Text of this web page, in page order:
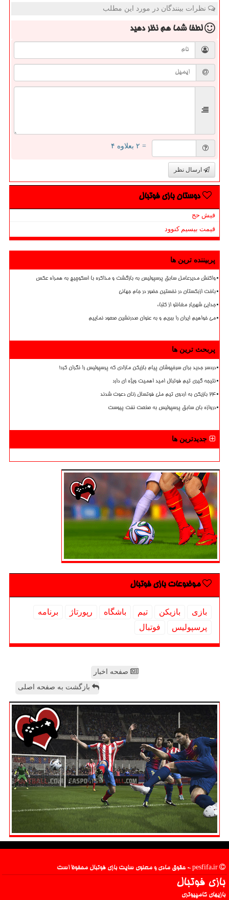
نظرات بینندگان در مورد این مطلب
لطفا شما همنظر دهید
= ۲ بعلاوه ۴
ارسال نظر
دوستان بازی فوتبال
فیش حج
قیمت بیسیم کنوود
پربیننده ترین ها
واکنش مدیرعامل سابق پرسپولیس به بازگشت و مذاکره با اسکوچیچ به همراه عکس
باخت ازبکستان در نخستین حضور در جام جهانی
جدایی شهریار مغانلو از کلباء
می خواهیم ایران را ببریم و به عنوان صدرنشین صعود نماییم
پربحث ترین ها
دردسر جدید برای سرخپوشان پیام بازیکن مازادی که پرسپولیس را نگران کرد!
نتیجه گیری تیم فوتبال امید اهمیت ویژه ای دارد
۲۴ بازیکن به اردوی تیم ملی فوتسال زنان دعوت شدند
دروازه بان سابق پرسپولیس به صنعت نفت پیوست
جدیدترین ها
موضوعات بازی فوتبال
بازی بازیكن تیم باشگاه رپورتاژ
برنامه
پرسپولیس
فوتبال
صفحه اخبار
بازگشت به صفحه اصلی
بازی فوتبال
بازیهای کامپیوتری